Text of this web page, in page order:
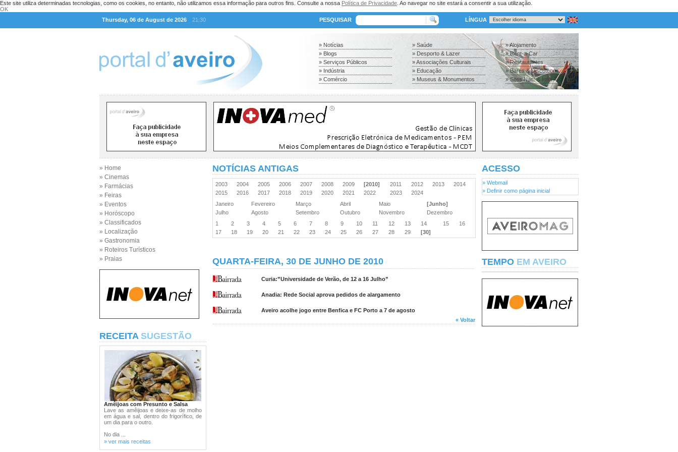
Este site utiliza determinadas tecnologias, como os cookies, no entanto, não utilizamos essa informação para outros fins. Consulte a nossa Política de Privacidade . Ao navegar no site estará a consentir a sua utilização.
OK
Thursday, 06 de August de 2026
21:30 PESQUISAR LÍNGUA
» Notícias
» Blogs
» Serviços Públicos
» Indústria
» Comércio
» Saúde
» Desporto & Lazer
» Associações Culturais
» Educação
» Museus & Monumentos
» Alojamento
» Rent-a-Car
» Restaurantes
» Bares & Discotecas
» Sites Nac. & Inter.
» Home
» Cinemas
» Farmácias
» Feiras
» Eventos
» Horóscopo
» Classificados
» Localização
» Gastronomia
» Roteiros Turísticos
» Praias
RECEITA SUGESTÃO
Amêijoas com Presunto e Salsa
Lave as amêijoas e deixe-as de molho
em água e sal, dentro do frigorífico, de
um dia para o outro.
No dia ...
» ver mais receitas
NOTÍCIAS ANTIGAS
2003 2004 2005 2006 2007 2008 2009 [2010] 2011 2012 2013
2014
2015
2016 2017 2018 2019 2020 2021 2022 2023
2024
Janeiro
Fevereiro Março Abril Maio
[Junho]
Julho
Agosto Setembro Outubro Novembro
Dezembro
1
2 3 4 5 6 7 8 9 10 11 12 13 14 15
16
17
18 19 20 21 22 23 24 25 26 27 28 29 [30]
QUARTA-FEIRA, 30 DE JUNHO DE 2010
Curia:”Universidade de Verão, de 12 a 16 Julho”
Anadia: Rede Social aprova pedidos de alargamento
Aveiro acolhe jogo entre Benfica e FC Porto a 7 de agosto
« Voltar
ACESSO
» Webmail
» Definir como página inicial
TEMPO EM AVEIRO